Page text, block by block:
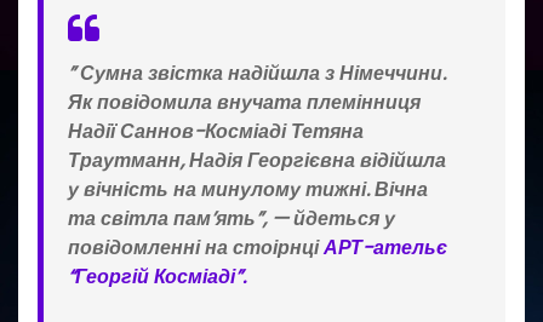
” Сумна звістка надійшла з Німеччини.
Як повідомила внучата племінниця
Надії Саннов-Косміаді Тетяна
Траутманн, Надія Георгієвна відійшла
у вічність на минулому тижні. Вічна
та світла пам’ять”, — йдеться у
повідомленні на стоірнціАРТ-ательє
“Георгій Косміаді”.